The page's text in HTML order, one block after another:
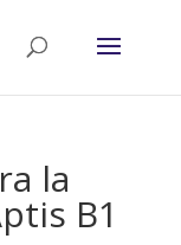
la
B1